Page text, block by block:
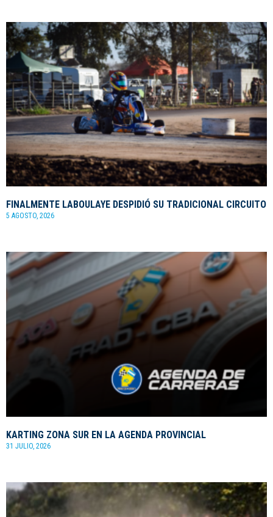
FINALMENTE LABOULAYE DESPIDIÓ SU TRADICIONAL CIRCUITO
5 AGOSTO, 2026
KARTING ZONA SUR EN LA AGENDA PROVINCIAL
31 JULIO, 2026